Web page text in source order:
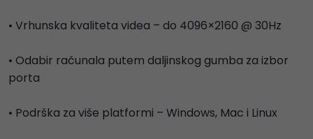
• Vrhunska kvaliteta videa – do 4096×2160 @ 30Hz
• Odabir računala putem daljinskog gumba za izbor
porta
• Podrška za više platformi – Windows, Mac i Linux